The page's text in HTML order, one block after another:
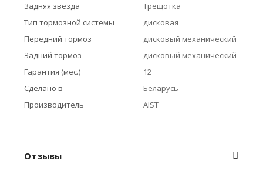
Задняя звёзда
Трещотка
Тип тормозной системы
дисковая
Передний тормоз
дисковый механический
Задний тормоз
дисковый механический
Гарантия (мес.)
12
Сделано в
Беларусь
Производитель
AIST
Отзывы